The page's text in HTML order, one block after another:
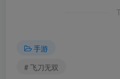
手游
# 飞刀无双